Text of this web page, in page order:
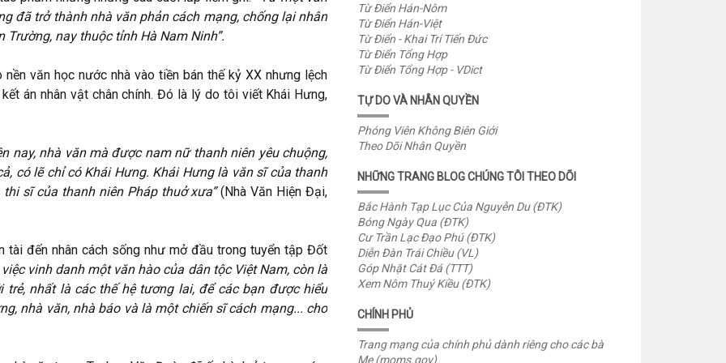
đã trở thành nhà văn phản cách mạng, chống lại nhân
nay thuộc tỉnh Hà Nam Ninh”.
văn học nước nhà vào tiền bán thế kỷ XX nhưng lệch
án nhân vật chân chính. Đó là lý do tôi viết Khái Hưng,
nay, nhà văn mà được nam nữ thanh niên yêu chuộng,
có lẽ chỉ có Khái Hưng. Khái Hưng là văn sĩ của thanh
sĩ của thanh niên Pháp thuở xưa”(Nhà Văn Hiện Đại,
tài đến nhân cách sống như mở đầu trong tuyển tập Đốt
vinh danh một văn hào của dân tộc Việt Nam, còn là
nhất là các thế hệ tương lai, để các bạn được hiểu
nhà văn, nhà báo và là một chiến sĩ cách mạng... cho
Từ Điển Hán-Nôm
Từ Điển Hán-Việt
Từ Điển - Khai Trí Tiến Đức
Từ Điển Tổng Hợp
Từ Điển Tổng Hợp - VDict
TỰ DO VÀ NHÂN QUYỀN
Phóng Viên Không Biên Giới
Theo Dõi Nhân Quyền
NHỮNG TRANG BLOG CHÚNG TÔI THEO DÕI
Bắc Hành Tạp Lục Của Nguyễn Du (ĐTK)
Bóng Ngày Qua (ĐTK)
Cư Trần Lạc Đạo Phú (ĐTK)
Diễn Đàn Trái Chiều (VL)
Góp Nhặt Cát Đá (TTT)
Xem Nôm Thuý Kiều (ĐTK)
CHÍNH PHỦ
Trang mạng của chính phủ dành riêng cho các bà
Mẹ (moms.gov)